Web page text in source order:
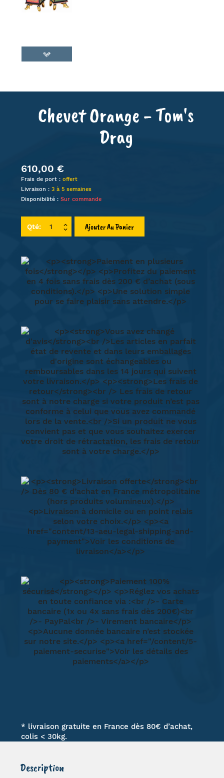
Chevet Orange - Tom's
Drag
610,00 €
Frais de port : offert
Livraison : 3 à 5 semaines
Disponibilité : Sur commande
Qté: Ajouter Au Panier
* livraison gratuite en France dès 80€ d’achat,
colis < 30kg.
Description